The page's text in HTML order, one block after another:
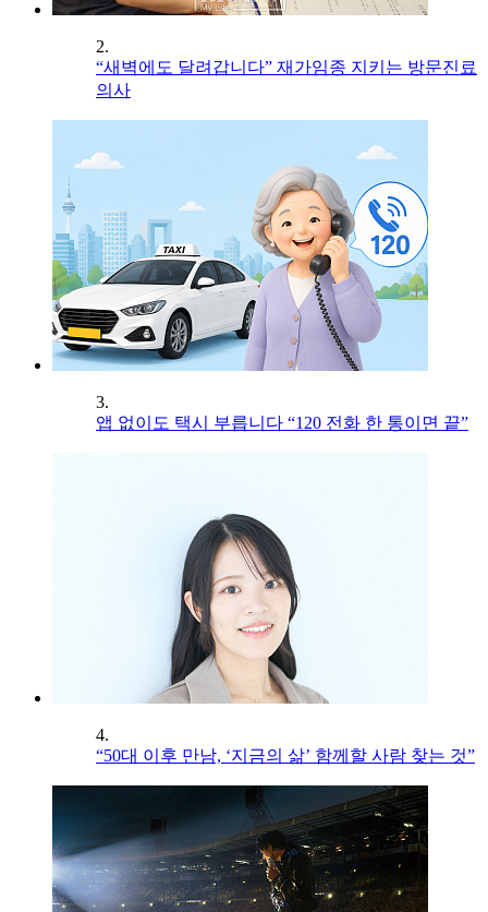
2.
“새벽에도 달려갑니다” 재가임종 지키는 방문진료
의사
3.
앱 없이도 택시 부릅니다 “120 전화 한 통이면 끝”
4.
“50대 이후 만남, ‘지금의 삶’ 함께할 사람 찾는 것”